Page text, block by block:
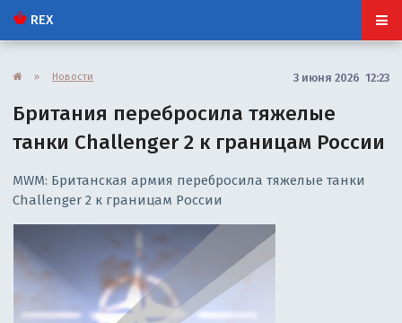
REX
» Новости 3 июня 2026 12:23
Британия перебросила тяжелые
танки Challenger 2 к границам России
MWM: Британская армия перебросила тяжелые танки
Challenger 2 к границам России